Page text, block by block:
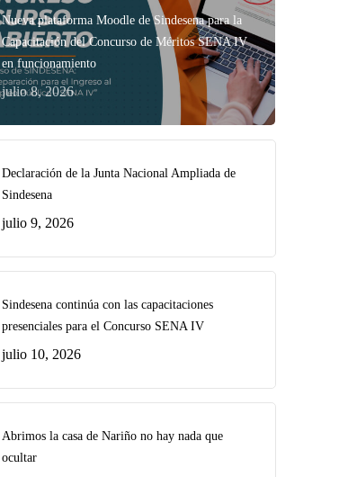
Nueva plataforma Moodle de Sindesena para la
Capacitación del Concurso de Méritos SENA IV
en funcionamiento
julio 8, 2026
Declaración de la Junta Nacional Ampliada de
Sindesena
julio 9, 2026
Sindesena continúa con las capacitaciones
presenciales para el Concurso SENA IV
julio 10, 2026
Abrimos la casa de Nariño no hay nada que
ocultar